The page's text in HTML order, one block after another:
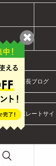
店長ブログ
コーポレートサイ